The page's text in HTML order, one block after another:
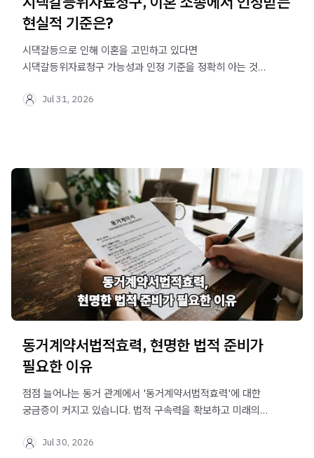
현실적 기준은?
시댁갈등으로 인해 이혼을 고민하고 있다면
시댁갈등위자료청구 가능성과 인정 기준을 정확히 아는 것이
상세히 알려드립니다.
Jul 31, 2026
동거계약서법적효력, 현명한 법적 준비가
필요한 이유
점점 늘어나는 동거 관계에서 '동거계약서법적효력'에 대한
궁금증이 커지고 있습니다. 법적 구속력을 확보하고 미래의
Jul 30, 2026